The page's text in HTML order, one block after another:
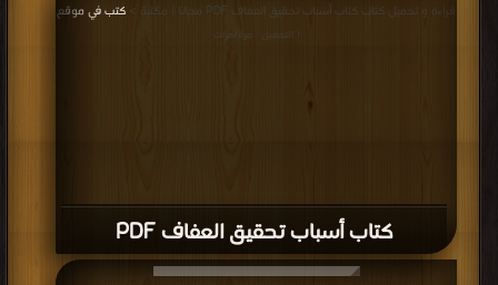
كتاب أسباب تحقيق العفاف PDF
قراءة و تحميل كتاب كتاب أسباب تحقيق العفاف PDF مجانا | مكتبة > كتب في موقع
| التحميل : مرة/مرات